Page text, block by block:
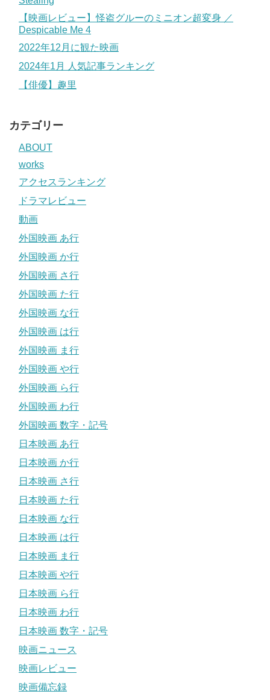
【映画レビュー】怪盗グルーのミニオン超変身 ／
Despicable Me 4
2022年12月に観た映画
2024年1月 人気記事ランキング
【俳優】趣里
カテゴリー
ABOUT
works
アクセスランキング
ドラマレビュー
動画
外国映画 あ行
外国映画 か行
外国映画 さ行
外国映画 た行
外国映画 な行
外国映画 は行
外国映画 ま行
外国映画 や行
外国映画 ら行
外国映画 わ行
外国映画 数字・記号
日本映画 あ行
日本映画 か行
日本映画 さ行
日本映画 た行
日本映画 な行
日本映画 は行
日本映画 ま行
日本映画 や行
日本映画 ら行
日本映画 わ行
日本映画 数字・記号
映画ニュース
映画レビュー
映画備忘録